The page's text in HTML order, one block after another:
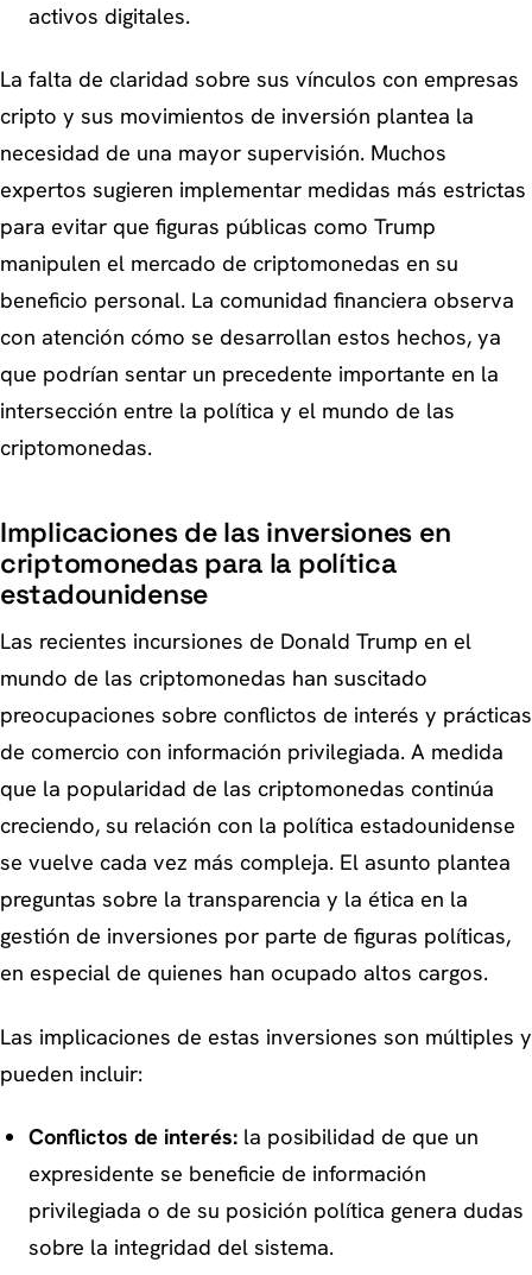
activos digitales.
La falta de claridad sobre sus vínculos con empresas
cripto y sus movimientos de inversión plantea la
necesidad de una mayor supervisión. Muchos
expertos sugieren implementar medidas más estrictas
para evitar que figuras públicas como Trump
manipulen el mercado de criptomonedas en su
beneficio personal. La comunidad financiera observa
con atención cómo se desarrollan estos hechos, ya
que podrían sentar un precedente importante en la
intersección entre la política y el mundo de las
criptomonedas.
Implicaciones de las inversiones en
criptomonedas para la política
estadounidense
Las recientes incursiones de Donald Trump en el
mundo de las criptomonedas han suscitado
preocupaciones sobre conflictos de interés y prácticas
de comercio con información privilegiada. A medida
que la popularidad de las criptomonedas continúa
creciendo, su relación con la política estadounidense
se vuelve cada vez más compleja. El asunto plantea
preguntas sobre la transparencia y la ética en la
gestión de inversiones por parte de figuras políticas,
en especial de quienes han ocupado altos cargos.
Las implicaciones de estas inversiones son múltiples y
pueden incluir:
Conflictos de interés:la posibilidad de que un
expresidente se beneficie de información
privilegiada o de su posición política genera dudas
sobre la integridad del sistema.